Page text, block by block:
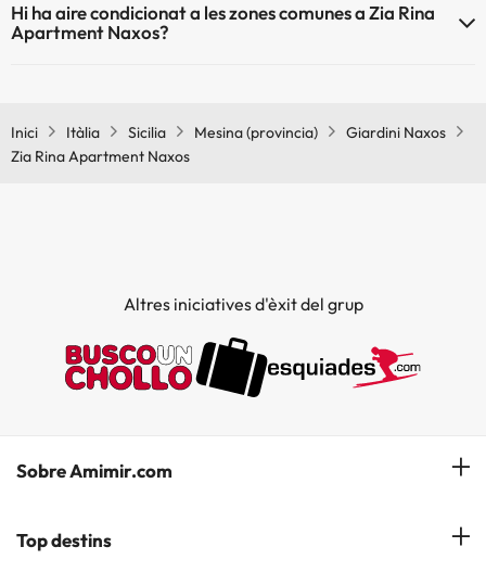
Hi ha aire condicionat a les zones comunes a Zia Rina
Apartment Naxos?
Inici
Itàlia Sicilia Mesina (provincia)
Giardini Naxos
Zia Rina Apartment Naxos
Altres iniciatives d'èxit del grup
Sobre Amimir.com
¿Qui som?
Top destins